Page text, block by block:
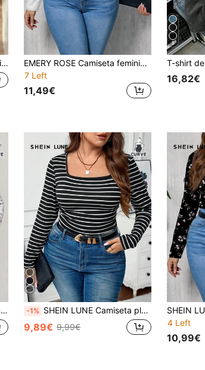
EMERY ROSE Camiseta feminina plus size com estampa de coração e gola redonda, design minimalista e casual, ideal para usar sozinha ou em camadas no outono/inverno.
7 Left
11,49€
5
16,82€
-1% SHEIN LUNE Camiseta plus size com decote quadrado, cintura franzida e estampa listrada, modelagem slim e confortável, ideal para férias de primavera, outono e inverno.
9,89€ 9,99€
4 Left
10,99€